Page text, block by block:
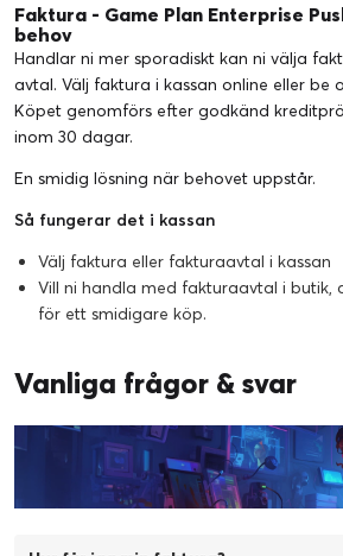
Faktura - Game Plan Enterprise
behov
Handlar ni mer sporadiskt kan ni välja
avtal. Välj faktura i kassan online eller be
Köpet genomförs efter godkänd
inom 30 dagar.
En smidig lösning när behovet uppstår.
Så fungerar det i kassan
Välj faktura eller fakturaavtal i kassan
Vill ni handla med fakturaavtal i butik,
för ett smidigare köp.
Vanliga frågor & svar